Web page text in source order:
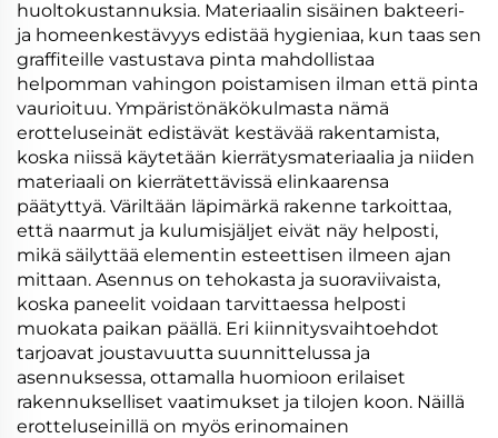
huoltokustannuksia. Materiaalin sisäinen bakteeri-
ja homeenkestävyys edistää hygieniaa, kun taas sen
graffiteille vastustava pinta mahdollistaa
helpomman vahingon poistamisen ilman että pinta
vaurioituu. Ympäristönäkökulmasta nämä
erotteluseinät edistävät kestävää rakentamista,
koska niissä käytetään kierrätysmateriaalia ja niiden
materiaali on kierrätettävissä elinkaarensa
päätyttyä. Väriltään läpimärkä rakenne tarkoittaa,
että naarmut ja kulumisjäljet eivät näy helposti,
mikä säilyttää elementin esteettisen ilmeen ajan
mittaan. Asennus on tehokasta ja suoraviivaista,
koska paneelit voidaan tarvittaessa helposti
muokata paikan päällä. Eri kiinnitysvaihtoehdot
tarjoavat joustavuutta suunnittelussa ja
asennuksessa, ottamalla huomioon erilaiset
rakennukselliset vaatimukset ja tilojen koon. Näillä
erotteluseinillä on myös erinomainen